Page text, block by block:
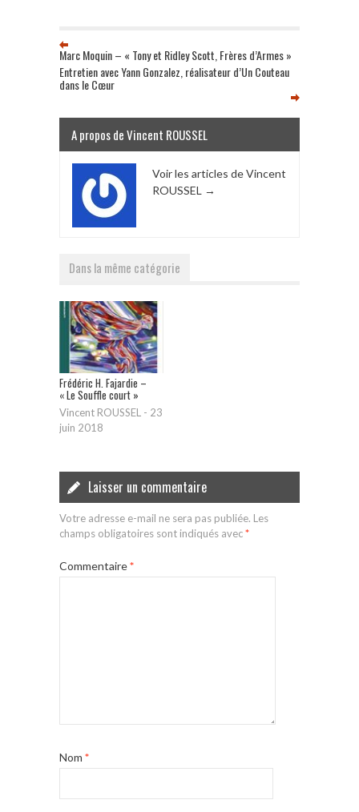
Marc Moquin – « Tony et Ridley Scott, Frères d’Armes »
Entretien avec Yann Gonzalez, réalisateur d’Un Couteau
dans le Cœur
A propos de Vincent ROUSSEL
Voir les articles de Vincent
ROUSSEL →
Dans la même catégorie
Frédéric H. Fajardie –
« Le Souffle court »
Vincent ROUSSEL - 23
juin 2018
Laisser un commentaire
Votre adresse e-mail ne sera pas publiée. Les
champs obligatoires sont indiqués avec*
Commentaire*
Nom *